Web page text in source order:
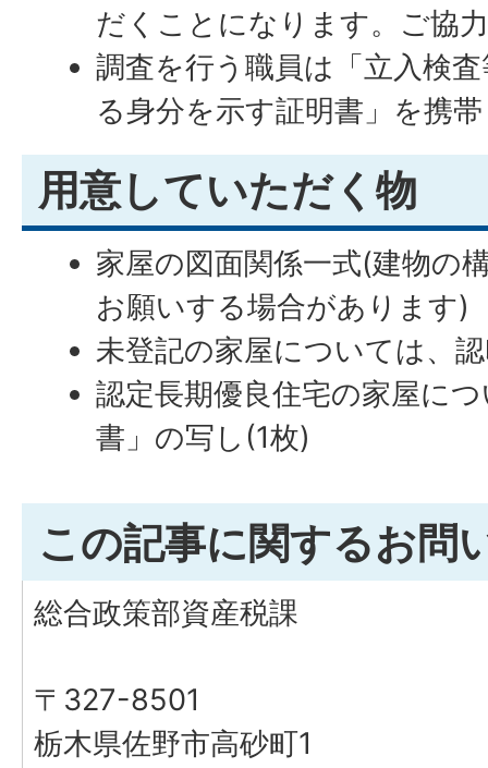
だくことになります。ご協
調査を行う職員は「立入検
る身分を示す証明書」を携
用意していただく物
家屋の図面関係一式(建物の
お願いする場合があります)
未登記の家屋については、
認定長期優良住宅の家屋に
書」の写し(1枚)
この記事に関するお問
総合政策部資産税課
〒327-8501
栃木県佐野市高砂町1